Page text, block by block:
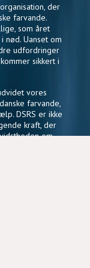
der
farvande.
som året
nød. Uanset om
udfordringer
sikkert i
vores
farvande,
DSRS er ikke
kraft, der
om